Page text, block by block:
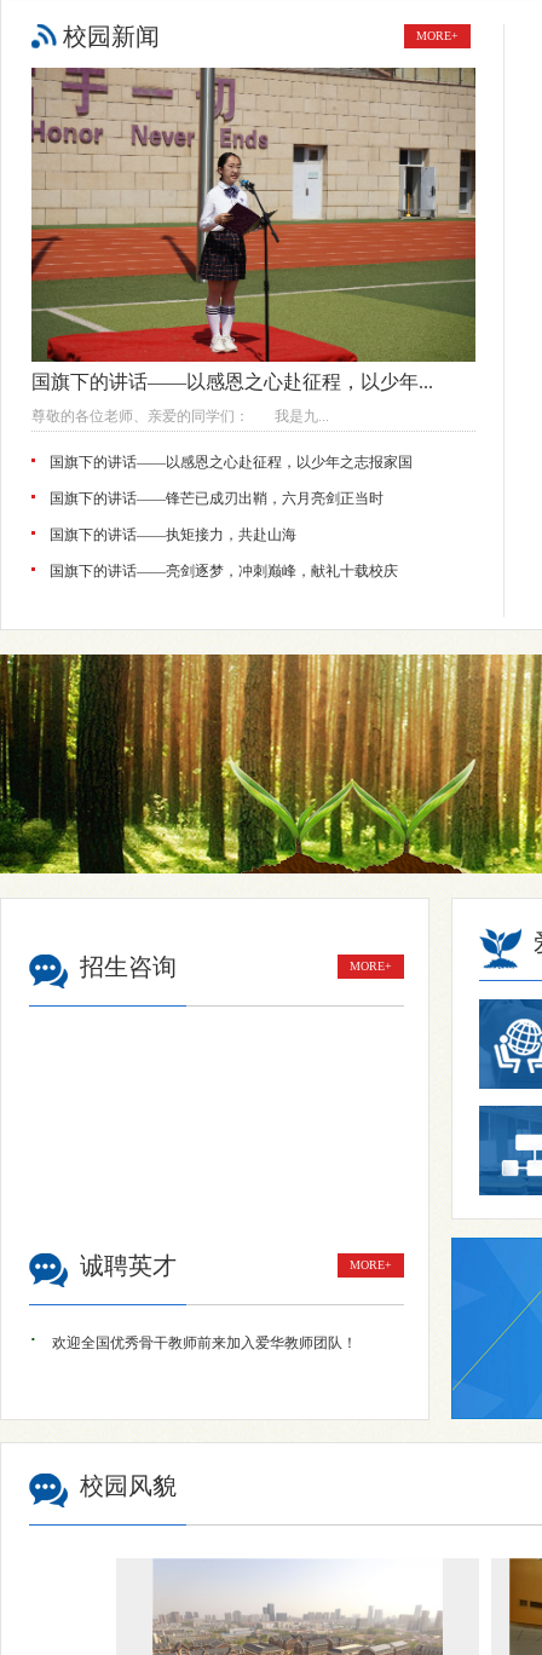
校园新闻 MORE+
国旗下的讲话——以感恩之心赴征程，以少年...
尊敬的各位老师、亲爱的同学们： 我是九...
国旗下的讲话——以感恩之心赴征程，以少年之志报家国
国旗下的讲话——锋芒已成刃出鞘，六月亮剑正当时
国旗下的讲话——执矩接力，共赴山海
国旗下的讲话——亮剑逐梦，冲刺巅峰，献礼十载校庆
招生咨询 MORE+
诚聘英才 MORE+
· 欢迎全国优秀骨干教师前来加入爱华教师团队！
校园风貌